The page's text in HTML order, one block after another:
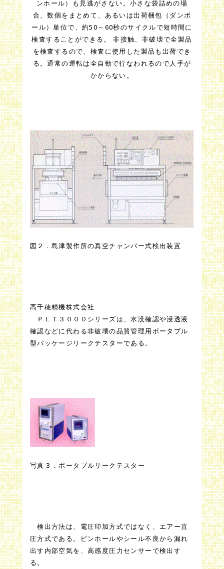
ンホール）も見逃がさない。小さな袋詰めの場
合、数個をまとめて、あるいは出荷梱包（ダンボ
ール）単位で、約50～60秒のサイクルで短時間に
検査することができる。 非接触、非破壊で全製品
を検査するので、検査に使用した製品も出荷でき
る。通常の運転は全自動で行なわれるので人手が
かからない。
図２．島津製作所の真空チャンバー式検出装置
高千穂精機株式会社
ＰＬＴ３０００シリーズは、水没確認や浸透液
確認などに代わる非破壊の品質管理用ポータブル
型パッケージリークテスターである。
写真３．ポータブルリークテスター
検出方法は、電圧印加方式ではなく、エアー直
圧方式である。ピンホールやシール不良から漏れ
出す内部空気を、高感度圧力センサーで検出す
る。